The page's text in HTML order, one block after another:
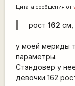
Цитата сообщения от
рост 162 см,
у моей мериды
параметры.
Стэндовер у
девочки 162